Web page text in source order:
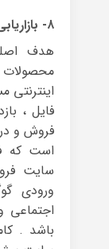
۸- بازاریابی و ورودی ارگانیک بالا
هدف
فایل ،
فروش و
است که
سایت
ورودی
اجتماعی
باشد .